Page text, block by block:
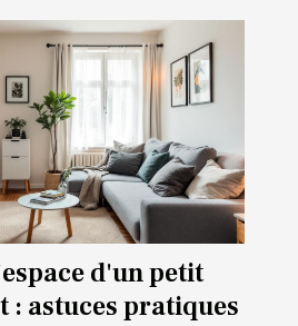
d'un petit
: astuces pratiques